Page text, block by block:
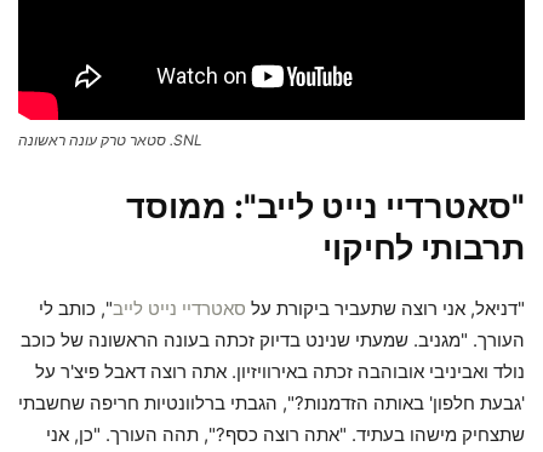
SNL. סטאר טרק עונה ראשונה
"סאטרדיי נייט לייב": ממוסד
תרבותי לחיקוי
"דניאל, אני רוצה שתעביר ביקורת על סאטרדיי נייט לייב", כותב לי
העורך. "מגניב. שמעתי שנינט בדיוק זכתה בעונה הראשונה של כוכב
נולד ואביניבי אובוהבה זכתה באירוויזיון. אתה רוצה דאבל פיצ'ר על
'גבעת חלפון' באותה הזדמנות?", הגבתי ברלוונטיות חריפה שחשבתי
שתצחיק מישהו בעתיד. "אתה רוצה כסף?", תהה העורך. "כן, אני